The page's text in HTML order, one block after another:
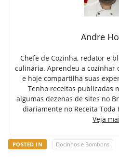
Andre
Chefe de Cozinha, redator e
culinária. Aprendeu a cozinhar
e hoje compartilha suas
Tenho receitas publicadas
algumas dezenas de sites no
diariamente no Receita Toda
Veja
POSTED IN Docinhos e Bombons